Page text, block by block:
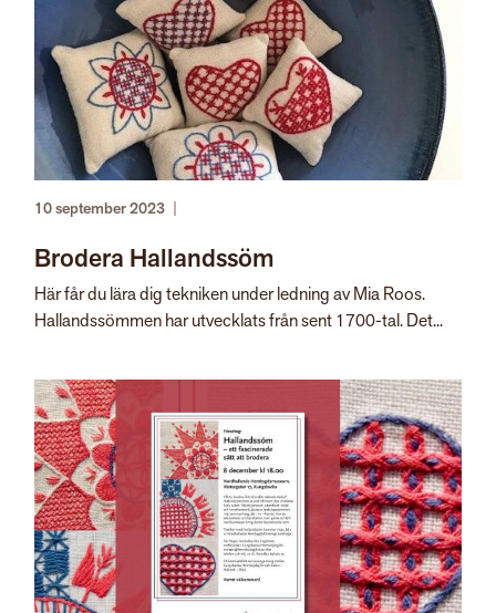
10 september 2023 |
Brodera Hallandssöm
Här får du lära dig tekniken under ledning av Mia Roos.
Hallandssömmen har utvecklats från sent 1700-tal. Det...